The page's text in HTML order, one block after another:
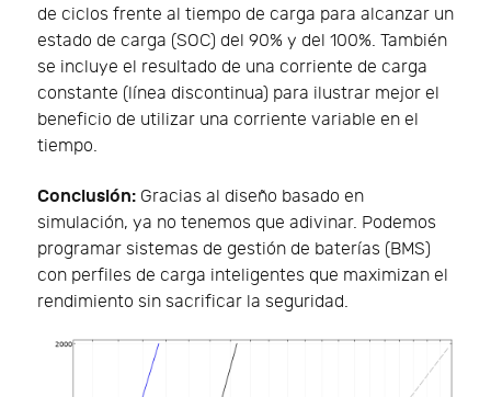
de ciclos frente al tiempo de carga para alcanzar un
estado de carga (SOC) del 90% y del 100%. También
se incluye el resultado de una corriente de carga
constante (línea discontinua) para ilustrar mejor el
beneficio de utilizar una corriente variable en el
tiempo.
Conclusión: Gracias al diseño basado en
simulación, ya no tenemos que adivinar. Podemos
programar sistemas de gestión de baterías (BMS)
con perfiles de carga inteligentes que maximizan el
rendimiento sin sacrificar la seguridad.